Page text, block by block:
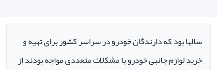
سالها بود که دارندگان خودرو در سراسر کشور برای تهیه و
خرید لوازم جانبی خودرو با مشکلات متعددی مواجه بودند از